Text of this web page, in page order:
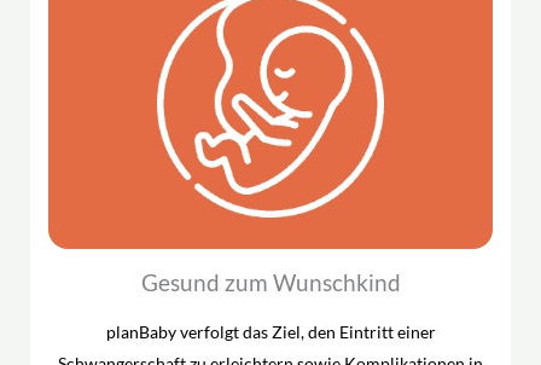
Gesund zum Wunschkind
planBaby verfolgt das Ziel, den Eintritt einer